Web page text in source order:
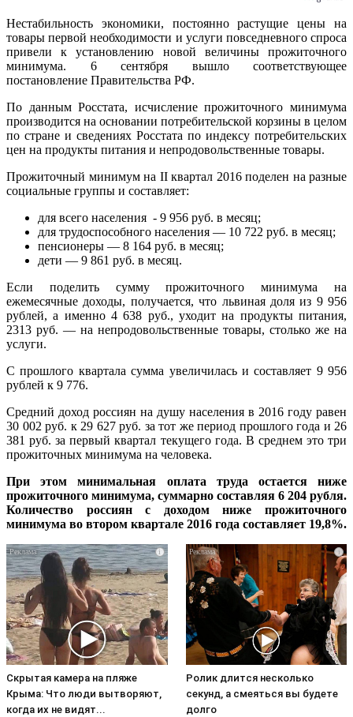
Нестабильность экономики, постоянно растущие цены на
товары первой необходимости и услуги повседневного спроса
привели к установлению новой величины прожиточного
минимума. 6 сентября вышло соответствующее
постановление Правительства РФ.
По данным Росстата, исчисление прожиточного минимума
производится на основании потребительской корзины в целом
по стране и сведениях Росстата по индексу потребительских
цен на продукты питания и непродовольственные товары.
Прожиточный минимум на II квартал 2016 поделен на разные
социальные группы и составляет:
для всего населения - 9 956 руб. в месяц;
для трудоспособного населения — 10 722 руб. в месяц;
пенсионеры — 8 164 руб. в месяц;
дети — 9 861 руб. в месяц.
Если поделить сумму прожиточного минимума на
ежемесячные доходы, получается, что львиная доля из 9 956
рублей, а именно 4 638 руб., уходит на продукты питания,
2313 руб. — на непродовольственные товары, столько же на
услуги.
С прошлого квартала сумма увеличилась и составляет 9 956
рублей к 9 776.
Средний доход россиян на душу населения в 2016 году равен
30 002 руб. к 29 627 руб. за тот же период прошлого года и 26
381 руб. за первый квартал текущего года. В среднем это три
прожиточных минимума на человека.
При этом минимальная оплата труда остается ниже
прожиточного минимума, суммарно составляя 6 204 рубля.
Количество россиян с доходом ниже прожиточного
минимума во втором квартале 2016 года составляет 19,8%.
i
Скрытая камера на пляже
Крыма: Что люди вытворяют,
когда их не видят...
i
Ролик длится несколько
секунд, а смеяться вы будете
долго